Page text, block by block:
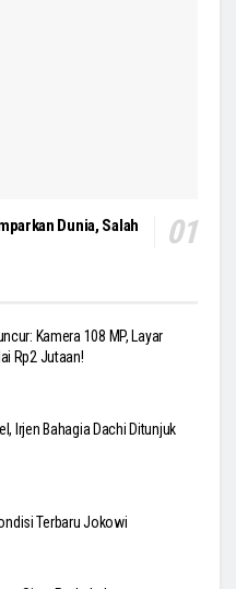
Dunia, Salah
Kamera 108 MP, Layar
Rp2 Jutaan!
Irjen Bahagia Dachi Ditunjuk
Terbaru Jokowi